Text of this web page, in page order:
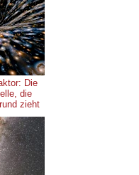
Die
die
zieht